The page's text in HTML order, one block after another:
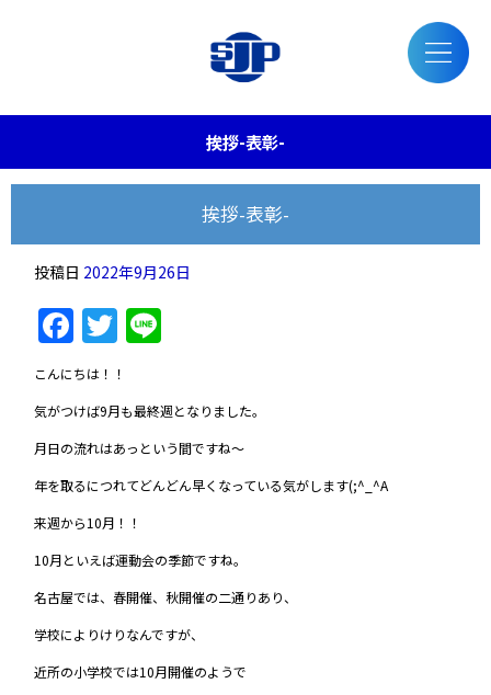
挨拶-表彰-
挨拶-表彰-
投稿日 2022年9月26日
Facebook
Twitter
こんにちは！！
気がつけば9月も最終週となりました。
月日の流れはあっという間ですね～
年を取るにつれてどんどん早くなっている気がします(;^_^A
来週から10月！！
10月といえば運動会の季節ですね。
名古屋では、春開催、秋開催の二通りあり、
学校によりけりなんですが、
近所の小学校では10月開催のようで